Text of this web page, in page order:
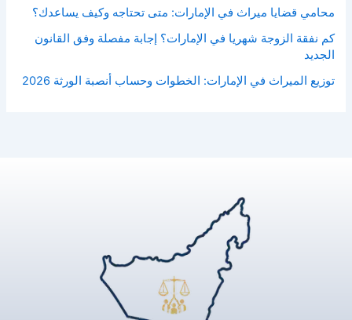
محامي قضايا ميراث في الإمارات: متى تحتاجه وكيف يساعدك؟
كم نفقة الزوجة شهريا في الإمارات؟ إجابة مفصلة وفق القانون
الجديد
توزيع الميراث في الإمارات: الخطوات وحساب أنصبة الورثة 2026